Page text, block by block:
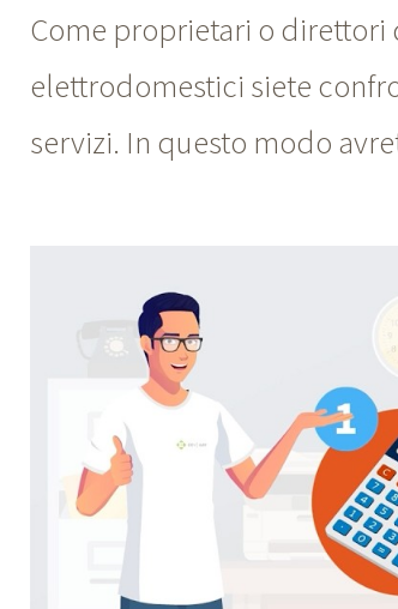
Come proprietari o direttori
elettrodomestici siete
servizi. In questo modo